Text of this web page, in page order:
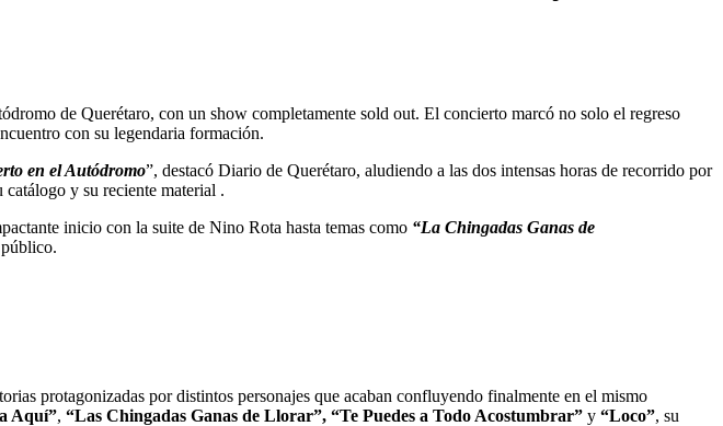
de Querétaro, con un show completamente sold out. El concierto marcó no solo el regreso
con su legendaria formación.
en el Autódromo”, destacó Diario de Querétaro, aludiendo a las dos intensas horas de recorrido por
y su reciente material .
inicio con la suite de Nino Rota hasta temas como “La Chingadas Ganas de
protagonizadas por distintos personajes que acaban confluyendo finalmente en el mismo
Aquí”, “Las Chingadas Ganas de Llorar”, “Te Puedes a Todo Acostumbrar” y “Loco”, su